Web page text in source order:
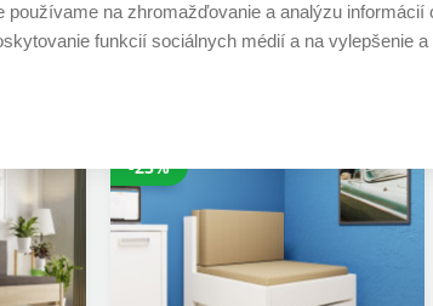
-25%
používame na zhromažďovanie a analýzu informácií
funkcií sociálnych médií a na vylepšenie